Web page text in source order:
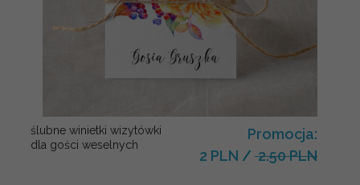
ślubne winietki wizytówki
dla gości weselnych
Promocja:
2 PLN / 2.50 PLN